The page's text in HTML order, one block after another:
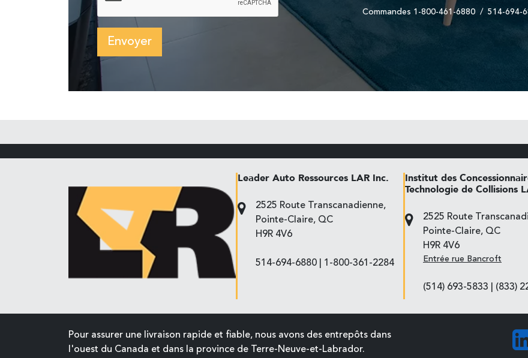
Envoyer
Commandes 1-800-461-6880 / 514-694-
Leader Auto Ressources LAR Inc.
2525 Route Transcanadienne,
Pointe-Claire, QC
H9R 4V6
514-694-6880 1-800-361-2284
Institut des
Technologie de Collisions
2525 Route
Pointe-Claire, QC
H9R 4V6
Entrée rue Bancroft
(514) 693-5833 (833)
Pour assurer une livraison rapide et fiable, nous avons des entrepôts dans
l'ouest du Canada et dans la province de Terre-Neuve-et-Labrador.